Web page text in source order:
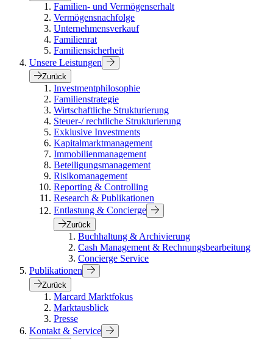
Familien- und Vermögenserhalt
Vermögensnachfolge
Unternehmensverkauf
Familienrat
Familiensicherheit
Unsere Leistungen
Zurück
Investmentphilosophie
Familienstrategie
Wirtschaftliche Strukturierung
Steuer-/ rechtliche Strukturierung
Exklusive Investments
Kapitalmarktmanagement
Immobilienmanagement
Beteiligungsmanagement
Risikomanagement
Reporting & Controlling
Research & Publikationen
Entlastung & Concierge
Zurück
Buchhaltung & Archivierung
Cash Management & Rechnungsbearbeitung
Concierge Service
Publikationen
Zurück
Marcard Marktfokus
Marktausblick
Presse
Kontakt & Service